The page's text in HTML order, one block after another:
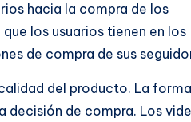
hacia la compra de los
los usuarios tienen en los
de compra de sus
del producto. La
decisión de compra. Los